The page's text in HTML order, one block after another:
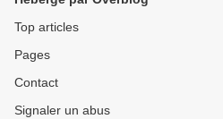
chocolat blanc-huile d'olive
Top articles
Pages
Contact
Signaler un abus